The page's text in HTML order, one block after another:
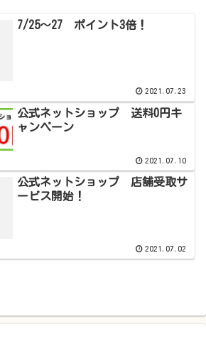
7/25～27 ポイント3倍！
2021.07.23
公式ネットショップ 送料0円キ
ャンペーン
2021.07.10
公式ネットショップ 店舗受取サ
ービス開始！
2021.07.02